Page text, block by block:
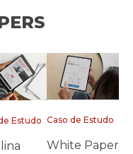
Estudo Caso de Estudo
White Paper